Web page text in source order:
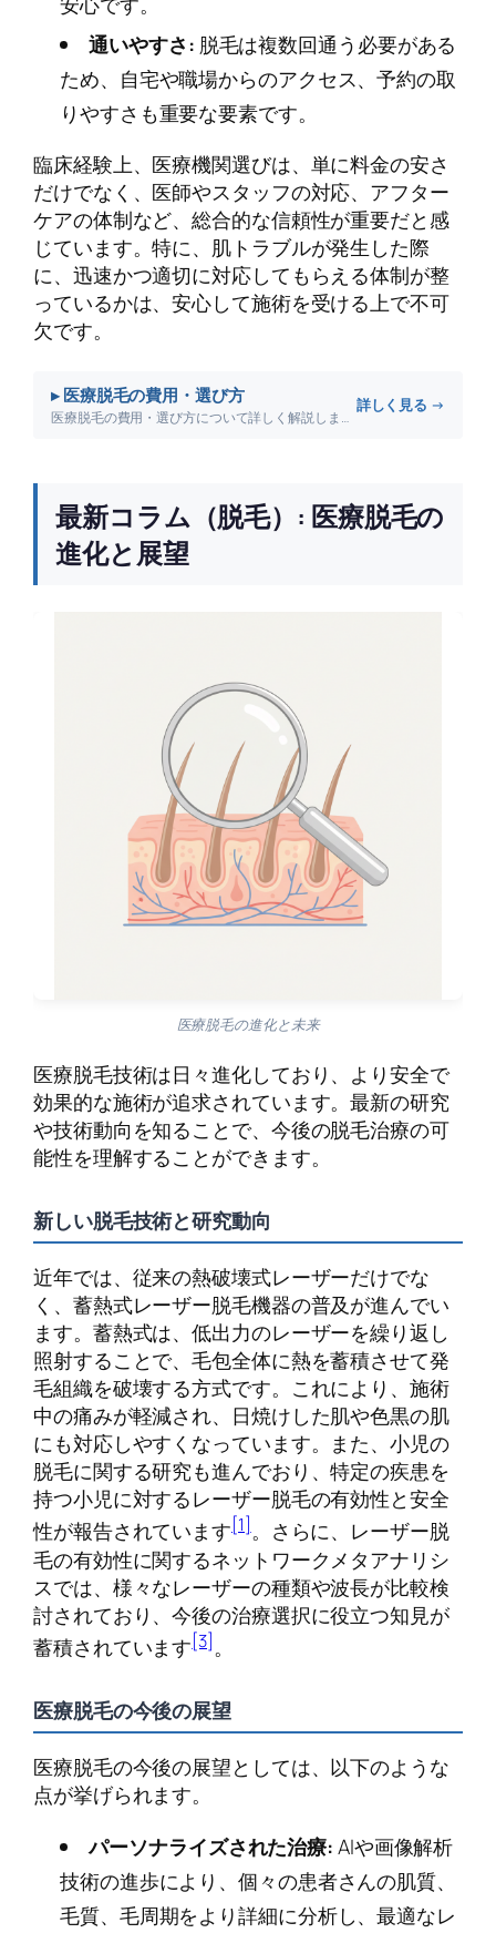
通いやすさ: 脱毛は複数回通う必要がある
ため、自宅や職場からのアクセス、予約の取
りやすさも重要な要素です。
臨床経験上、医療機関選びは、単に料金の安さ
だけでなく、医師やスタッフの対応、アフター
ケアの体制など、総合的な信頼性が重要だと感
じています。特に、肌トラブルが発生した際
に、迅速かつ適切に対応してもらえる体制が整
っているかは、安心して施術を受ける上で不可
欠です。
▸ 医療脱毛の費用・選び方
医療脱毛の費用・選び方について詳しく解説します。
詳しく見る →
最新コラム（脱毛）: 医療脱毛の
進化と展望
医療脱毛の進化と未来
医療脱毛技術は日々進化しており、より安全で
効果的な施術が追求されています。最新の研究
や技術動向を知ることで、今後の脱毛治療の可
能性を理解することができます。
新しい脱毛技術と研究動向
近年では、従来の熱破壊式レーザーだけでな
く、蓄熱式レーザー脱毛機器の普及が進んでい
ます。蓄熱式は、低出力のレーザーを繰り返し
照射することで、毛包全体に熱を蓄積させて発
毛組織を破壊する方式です。これにより、施術
中の痛みが軽減され、日焼けした肌や色黒の肌
にも対応しやすくなっています。また、小児の
脱毛に関する研究も進んでおり、特定の疾患を
持つ小児に対するレーザー脱毛の有効性と安全
性が報告されています[1]。さらに、レーザー脱
毛の有効性に関するネットワークメタアナリシ
スでは、様々なレーザーの種類や波長が比較検
討されており、今後の治療選択に役立つ知見が
蓄積されています[3]。
医療脱毛の今後の展望
医療脱毛の今後の展望としては、以下のような
点が挙げられます。
パーソナライズされた治療:AIや画像解析
技術の進歩により、個々の患者さんの肌質、
毛質、毛周期をより詳細に分析し、最適なレ